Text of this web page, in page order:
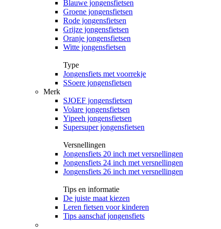
Blauwe jongensfietsen
Groene jongensfietsen
Rode jongensfietsen
Grijze jongensfietsen
Oranje jongensfietsen
Witte jongensfietsen
Type
Jongensfiets met voorrekje
SSoere jongensfietsen
Merk
SJOEF jongensfietsen
Volare jongensfietsen
Yipeeh jongensfietsen
Supersuper jongensfietsen
Versnellingen
Jongensfiets 20 inch met versnellingen
Jongensfiets 24 inch met versnellingen
Jongensfiets 26 inch met versnellingen
Tips en informatie
De juiste maat kiezen
Leren fietsen voor kinderen
Tips aanschaf jongensfiets